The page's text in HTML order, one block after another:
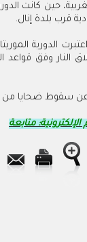
حين كانت
قرب بلدة إنال.
الدورية
النار وفق قواعد
سقوط ضحايا من
الإلكترونية: متابعة